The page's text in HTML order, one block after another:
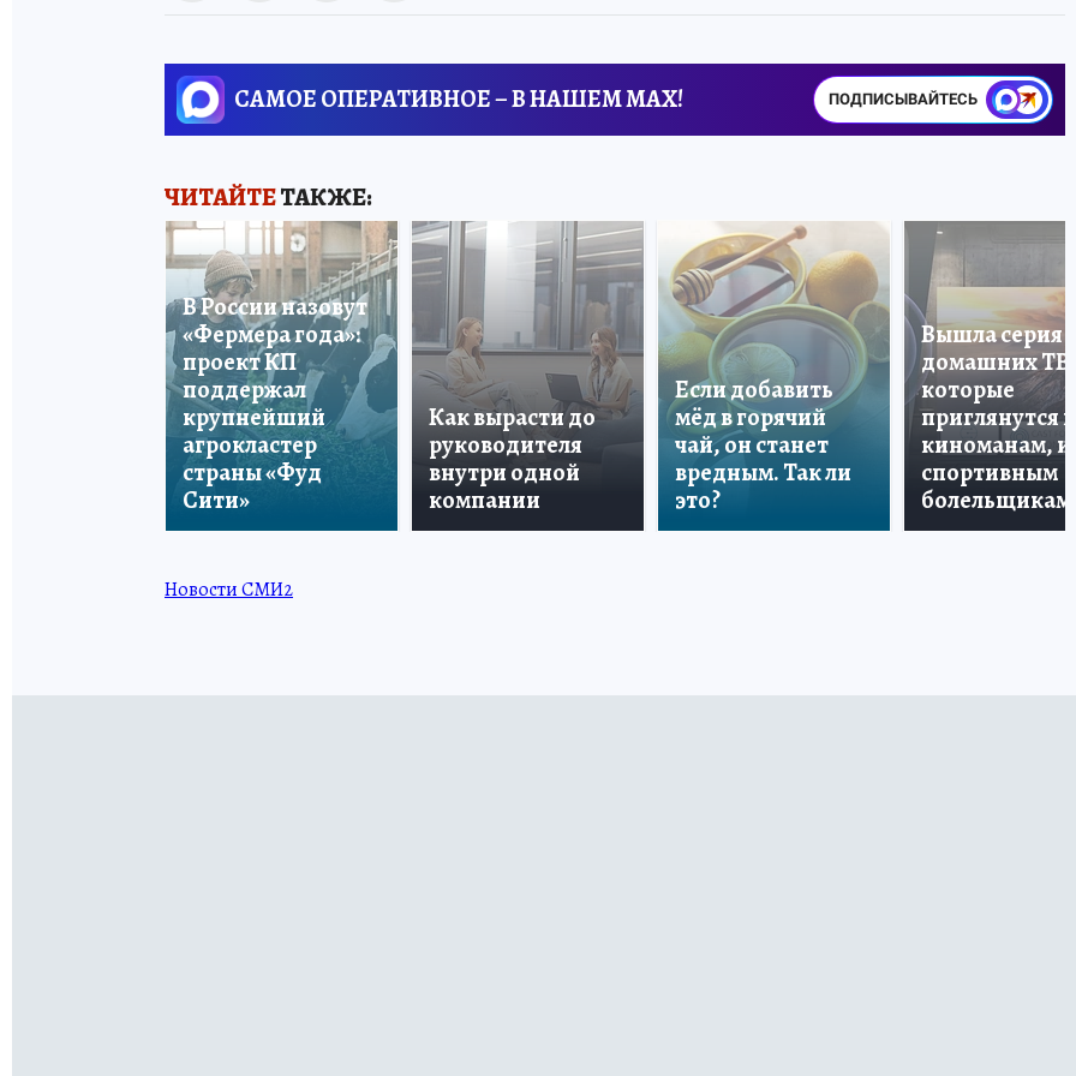
САМОЕ ОПЕРАТИВНОЕ – В НАШЕМ MAX! ПОДПИСЫВАЙТЕСЬ
ЧИТАЙТЕТАКЖЕ:
В России назовут
«Фермера года»:
проект КП
поддержал
крупнейший
агрокластер
страны «Фуд
Сити»
Как вырасти до
руководителя
внутри одной
компании
Если добавить
мёд в горячий
чай, он станет
вредным. Так ли
это?
Вышла серия
домашних ТВ,
которые
приглянутся и
киноманам, и
спортивным
болельщикам
Новости СМИ2